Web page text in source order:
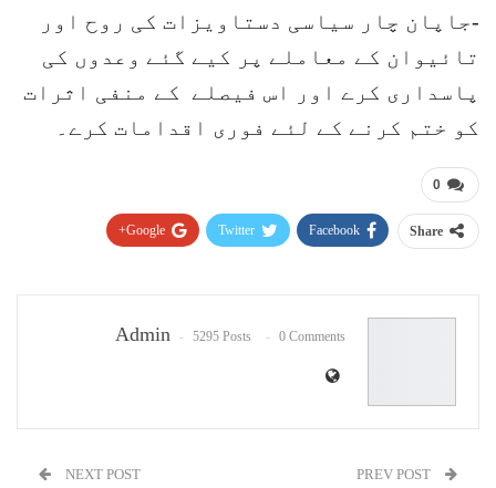
-جاپان چار سیاسی دستاویزات کی روح اور
تائیوان کے معاملے پر کیے گئے وعدوں کی
پاسداری کرے اور اس فیصلے کے منفی اثرات
کو ختم کرنے کے لئے فوری اقدامات کرے۔
0
Share
Facebook
Twitter
Google+
Admin 5295 Posts 0 Comments
NEXT POST